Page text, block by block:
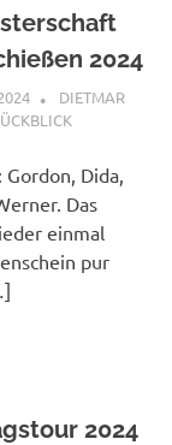
2024
DIETMAR
Dida,
Das
einmal
pur
2024